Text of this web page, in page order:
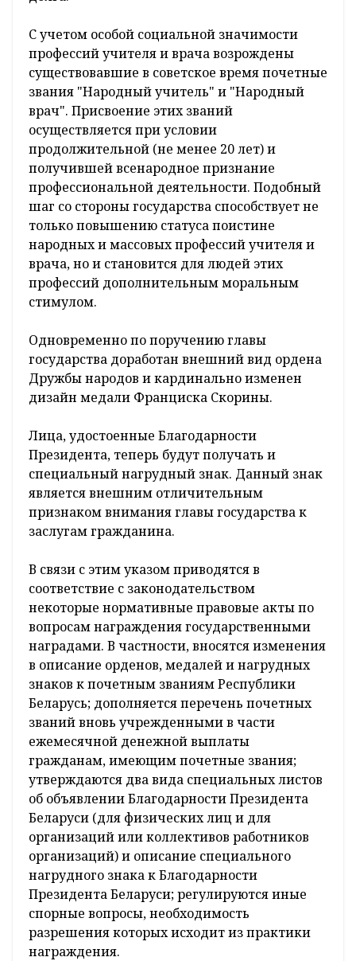
С учетом особой социальной значимости
профессий учителя и врача возрождены
существовавшие в советское время почетные
звания "Народный учитель" и "Народный
врач". Присвоение этих званий
осуществляется при условии
продолжительной (не менее 20 лет) и
получившей всенародное признание
профессиональной деятельности. Подобный
шаг со стороны государства способствует не
только повышению статуса поистине
народных и массовых профессий учителя и
врача, но и становится для людей этих
профессий дополнительным моральным
стимулом.
Одновременно по поручению главы
государства доработан внешний вид ордена
Дружбы народов и кардинально изменен
дизайн медали Франциска Скорины.
Лица, удостоенные Благодарности
Президента, теперь будут получать и
специальный нагрудный знак. Данный знак
является внешним отличительным
признаком внимания главы государства к
заслугам гражданина.
В связи с этим указом приводятся в
соответствие с законодательством
некоторые нормативные правовые акты по
вопросам награждения государственными
наградами. В частности, вносятся изменения
в описание орденов, медалей и нагрудных
знаков к почетным званиям Республики
Беларусь; дополняется перечень почетных
званий вновь учрежденными в части
ежемесячной денежной выплаты
гражданам, имеющим почетные звания;
утверждаются два вида специальных листов
об объявлении Благодарности Президента
Беларуси (для физических лиц и для
организаций или коллективов работников
организаций) и описание специального
нагрудного знака к Благодарности
Президента Беларуси; регулируются иные
спорные вопросы, необходимость
разрешения которых исходит из практики
награждения.